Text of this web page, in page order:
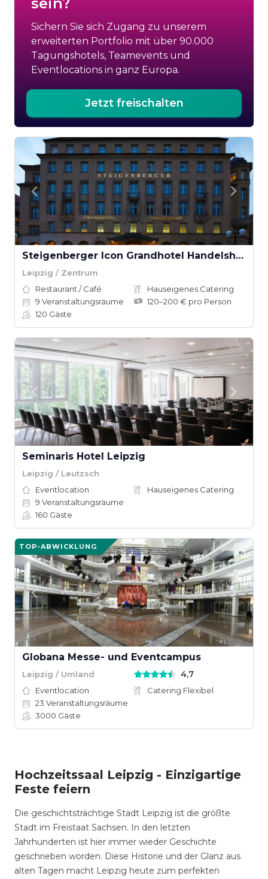
Sichern Sie sich Zugang zu unserem
erweiterten Portfolio mit über 90.000
Tagungshotels, Teamevents und
Eventlocations in ganz Europa.
Jetzt freischalten
Steigenberger Icon Grandhotel Handelshof Leipzig
Leipzig / Zentrum
Restaurant / Café
Hauseigenes Catering
9 Veranstaltungsräume
120–200 € pro Person
120 Gäste
Seminaris Hotel Leipzig
Leipzig / Leutzsch
Eventlocation
Hauseigenes Catering
9 Veranstaltungsräume
160 Gäste
TOP-ABWICKLUNG
Globana Messe- und Eventcampus
Leipzig / Umland 4,7
Eventlocation
Catering Flexibel
23 Veranstaltungsräume
3000 Gäste
Hochzeitssaal Leipzig - Einzigartige
Feste feiern
Die geschichtsträchtige Stadt Leipzig ist die größte
Stadt im Freistaat Sachsen. In den letzten
Jahrhunderten ist hier immer wieder Geschichte
geschrieben worden. Diese Historie und der Glanz aus
alten Tagen macht Leipzig heute zum perfekten